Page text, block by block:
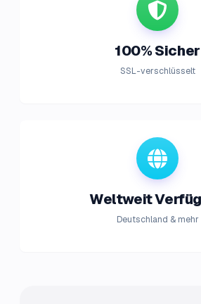
100% Sicher
SSL-verschlüsselt
Weltweit
Deutschland & mehr